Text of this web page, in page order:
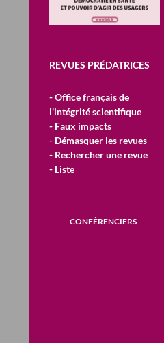
REVUES PRÉDATRICES
- Office français de
l'intégrité scientifique
- Faux impacts
- Démasquer les revues
- Rechercher une revue
- Liste
CONFÉRENCIERS